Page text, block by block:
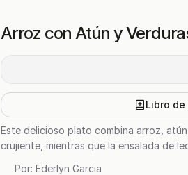
Arroz con Atún y
Libro
Este delicioso plato combina arroz,
crujiente, mientras que la ensalada de
Por: Ederlyn Garcia